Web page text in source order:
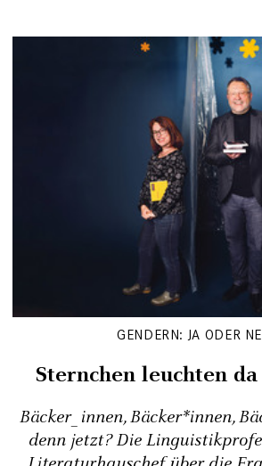
GENDERN: JA ODER
Sternchen leuchten
Bäcker_innen, Bäcker*innen,
denn jetzt? Die